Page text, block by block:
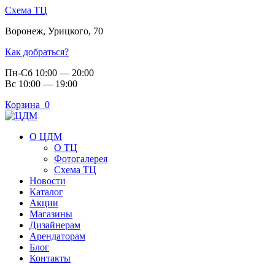
Схема ТЦ
Воронеж, Урицкого, 70
Как добраться?
Пн-Сб 10:00 — 20:00
Вс 10:00 — 19:00
Корзина 0
О ЦДМ
О ТЦ
Фотогалерея
Схема ТЦ
Новости
Каталог
Акции
Магазины
Дизайнерам
Арендаторам
Блог
Контакты